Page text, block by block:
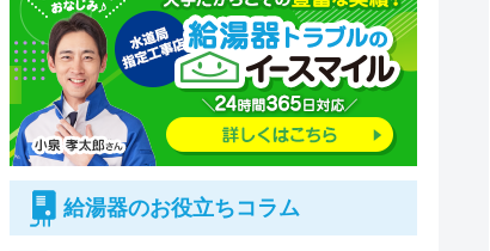
給湯器のお役立ちコラム